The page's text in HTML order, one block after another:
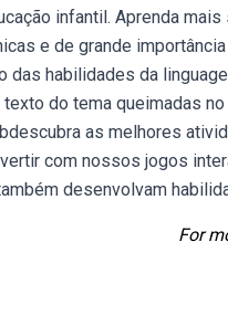
infantil. Aprenda
e de grande
das habilidades da
do tema queimadas
as melhores
com nossos jogos
desenvolvam
For